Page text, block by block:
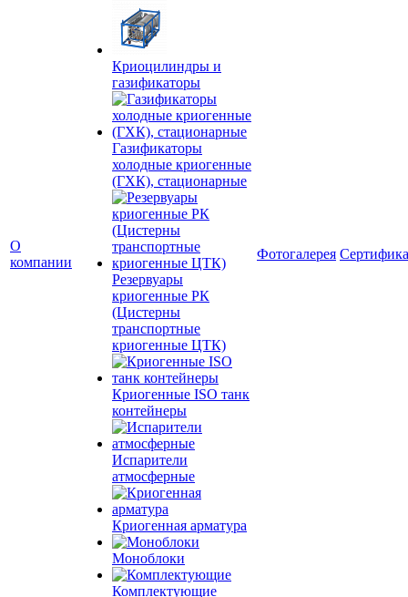
О
компании
Криоцилиндры и
газификаторы
Газификаторы
холодные криогенные
(ГХК), стационарные
Резервуары
криогенные РК
(Цистерны
транспортные
криогенные ЦТК)
Криогенные ISO танк
контейнеры
Испарители
атмосферные
Криогенная арматура
Моноблоки
Комплектующие
Фотогалерея